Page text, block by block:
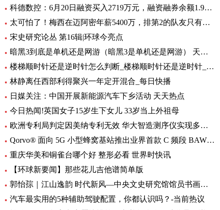
科德数控：6月20日融资买入2719万元，融资融券余额1.95亿元_天天资讯
太可怕了！梅西在迈阿密年薪5400万，排第2的队友只有他零头
宋史研究论丛 第16辑|环球今亮点
暗黑3到底是单机还是网游（暗黑3是单机还是网游） 天天速讯
楼梯顺时针还是逆时针怎么判断_楼梯顺时针还是逆时针_头条
林静离任西部利得聚兴一年定开混合_每日快播
日媒关注：中国开展新能源汽车下乡活动 天天热点
今日热闻!英国女子15岁生下女儿 33岁当上外祖母
欧洲专利局判定因美纳专利无效 华大智造测序仪实现多国销售 环球动态
Qorvo® 面向 5G 小型蜂窝基站推出业界首款 C 频段 BAW 带通滤波器和开关/LNA 模块
重庆华美和铜雀台哪个好 整形必看 世界时快讯
【环球新要闻】那些花儿吉他谱简单版
郭怡孮｜江山逸韵 时代新风—中央文史研究馆馆员书画作品展
汽车最实用的5种辅助驾驶配置，你都认识吗？-当前热议